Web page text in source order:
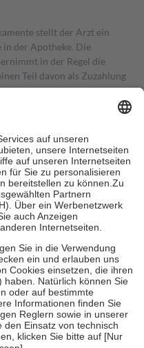
stellt der Arzt ein
in der Apotheke. Die
in der Regel die
Teil davon als Zuzahlung
in Höhe von zehn
nie mehr als die tatsächlichen
für Online-Apotheken.
beträgt die
zehn Euro je
für ihre eigene Gesundheit zu
Familie zu unterstützen,
18. Lebensjahr
die von der